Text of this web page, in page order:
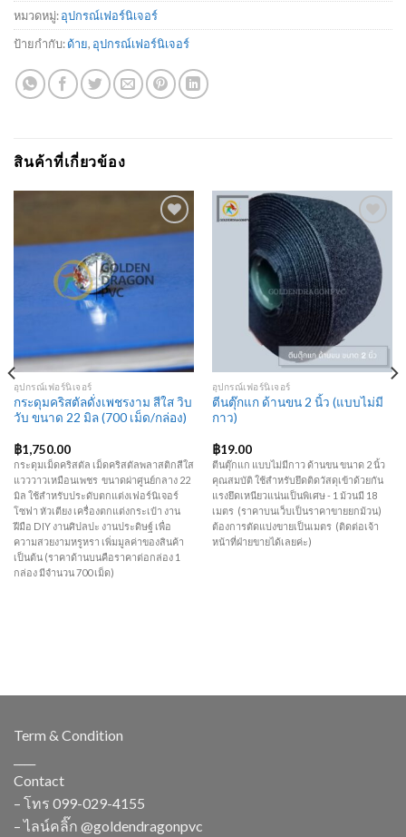
หมวดหมู่:อุปกรณ์เฟอร์นิเจอร์
ป้ายกำกับ:ด้าย, อุปกรณ์เฟอร์นิเจอร์
สินค้าที่เกี่ยวข้อง
Wishlist
อุปกรณ์เฟอร์นิเจอร์
กระดุมคริสตัลดั่งเพชรงาม สีใส วิบ
วับ ขนาด 22 มิล (700 เม็ด/กล่อง)
฿1,750.00
กระดุมเม็ดคริสตัล เม็ดคริสตัลพลาสติกสีใส
แวววาวเหมือนเพชร ขนาดผ่าศูนย์กลาง 22
มิล ใช้สำหรับประดับตกแต่งเฟอร์นิเจอร์
โซฟา หัวเตียง เครื่องตกแต่งกระเป๋า งาน
ฝีมือ DIY งานศิปลปะ งานประดิษฐ์ เพื่อ
ความสวยงามหรูหรา เพิ่มมูลค่าของสินค้า
เป็นต้น (ราคาด้านบนคือราคาต่อกล่อง 1
กล่อง มีจำนวน 700 เม็ด)
Add to
Wishlist
อุปกรณ์เฟอร์นิเจอร์
ตีนตุ๊กแก ด้านขน 2 นิ้ว (แบบไม่มี
กาว)
฿19.00
ตีนตุ๊กแก แบบไม่มีกาว ด้านขน ขนาด 2 นิ้ว
คุณสมบัติ ใช้สำหรับยึดติดวัสดุเข้าด้วยกัน
แรงยึดเหนียวแน่นเป็นพิเศษ - 1 ม้วนมี 18
เมตร (ราคาบนเว็บเป็นราคาขายยกม้วน)
ต้องการตัดแบ่งขายเป็นเมตร (ติดต่อเจ้า
หน้าที่ฝ่ายขายได้เลยค่ะ)
Term & Condition
Contact
– โทร 099-029-4155
– ไลน์คลิ๊ก @goldendragonpvc